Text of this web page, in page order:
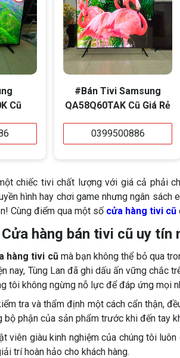
Cũ
#Bán Tivi Samsung
QA58Q60TAK Cũ Giá Rẻ
0399500886
chiếc tivi chất lượng với giá cả phải
hình hay chơi game nhưng ngân
Cùng điểm qua một số cửa hàng tivi cũ
hàng bán tivi cũ uy tín
hàng tivi cũmà bạn không thể bỏ qua
nay, Tùng Lan đã ghi dấu ấn vững chắc
tôi không ngừng nỗ lực để đáp ứng mọi
tra và thẩm định một cách cẩn thận,
bộ phận của sản phẩm trước khi đến tay
viên giàu kinh nghiệm của chúng tôi
trí hoàn hảo cho khách hàng.